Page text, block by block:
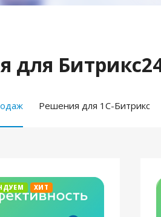
Решения для 1С-Битрикс
ХИТ